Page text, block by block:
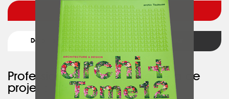
Voir l'architecte
Détail du projet Retour
Professionnel ayant participé à ce
projet :